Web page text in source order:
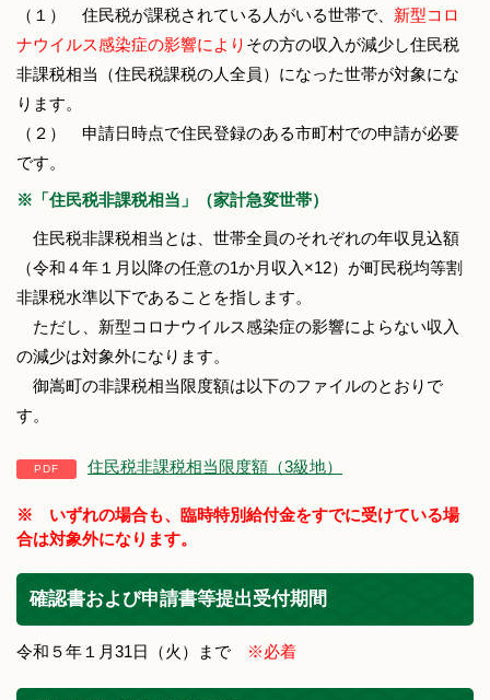
（１） 住民税が課税されている人がいる世帯で、 新型コロ
ナウイルス感染症の影響により その方の収入が減少し住民税
非課税相当（住民税課税の人全員）になった世帯が対象にな
ります。
（２） 申請日時点で住民登録のある市町村での申請が必要
です。
※「住民税非課税相当」（家計急変世帯）
住民税非課税相当とは、世帯全員のそれぞれの年収見込額
（令和４年１月以降の任意の1か月収入×12）が町民税均等割
非課税水準以下であることを指します。
ただし、新型コロナウイルス感染症の影響によらない収入
の減少は対象外になります。
御嵩町の非課税相当限度額は以下のファイルのとおりで
す。
住民税非課税相当限度額（3級地）
※ いずれの場合も、臨時特別給付金をすでに受けている場
合は対象外になります。
確認書および申請書等提出受付期間
令和５年１月31日（火）まで ※必着